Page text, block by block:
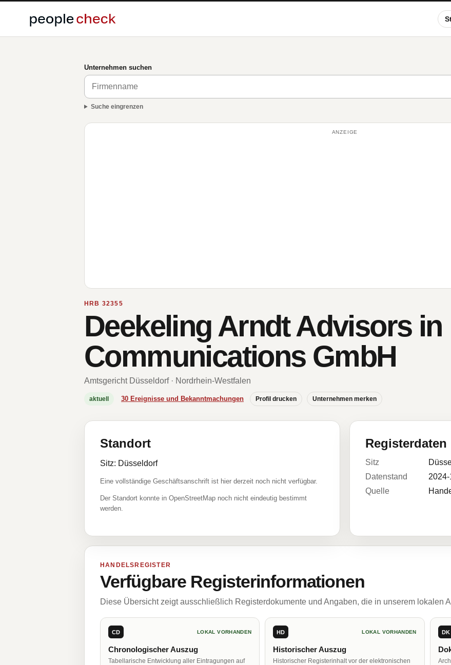
Unternehmen suchen
Suche eingrenzen
ANZEIGE
HRB 32355
Deekeling Arndt Advisors in
Communications GmbH
Amtsgericht Düsseldorf · Nordrhein-Westfalen
aktuell 30 Ereignisse und Bekanntmachungen Profil drucken Unternehmen merken
Standort
Sitz: Düsseldorf
Eine vollständige Geschäftsanschrift ist hier derzeit noch nicht verfügbar.
Der Standort konnte in OpenStreetMap noch nicht eindeutig bestimmt
werden.
Registerdaten
Sitz
Datenstand
2024-
Quelle
HANDELSREGISTER
Verfügbare Registerinformationen
Diese Übersicht zeigt ausschließlich Registerdokumente und Angaben, die in unserem lokalen
CD LOKAL VORHANDEN
Chronologischer Auszug
Tabellarische Entwicklung aller Eintragungen auf
HD LOKAL VORHANDEN
Historischer Auszug
Historischer Registerinhalt vor der elektronischen
DK